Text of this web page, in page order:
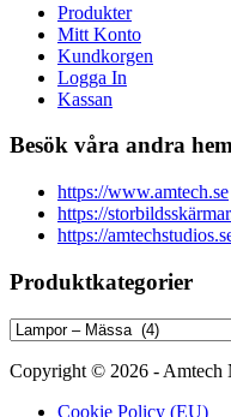
Produkter
Mitt Konto
Kundkorgen
Logga In
Kassan
Besök våra andra
https://www.amtech.se
https://
https://
Produktkategorier
Copyright © 2026 - Amtech
Cookie Policy (EU)